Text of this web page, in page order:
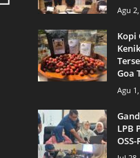
Agu
Kopi
Goa
Agu
LPB